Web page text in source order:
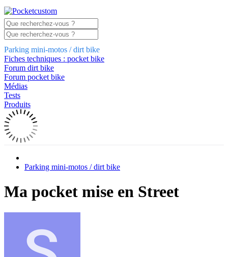
Parking mini-motos / dirt bike
Fiches techniques : pocket bike
Forum dirt bike
Forum pocket bike
Médias
Tests
Produits
Parking mini-motos / dirt bike
Ma pocket mise en Street